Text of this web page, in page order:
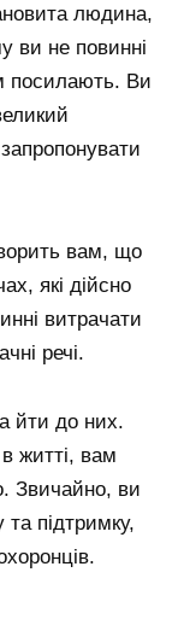
людина,
ви не повинні
посилають. Ви
вам, що
які дійсно
витрачати
речі.
йти до них.
житті, вам
Звичайно, ви
підтримку,